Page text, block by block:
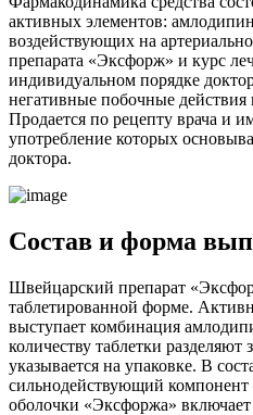
активных элементов:
воздействующих на
препарата «Эксфорж» и курс
индивидуальном порядке
негативные побочные действия
Продается по рецепту врача и
употребление которых
доктора.
Состав и форма
Швейцарский препарат
таблетированной форме.
выступает комбинация
количеству таблетки разделяют
указывается на упаковке. В
сильнодействующий
оболочки «Эксфоржа» включает